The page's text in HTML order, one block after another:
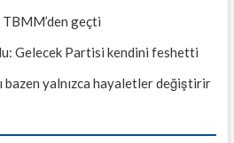
geçti
Gelecek Partisi kendini feshetti
bazen yalnızca hayaletler değiştirir